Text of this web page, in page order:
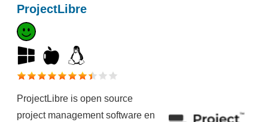
ProjectLibre
ProjectLibre is open source
project management software en